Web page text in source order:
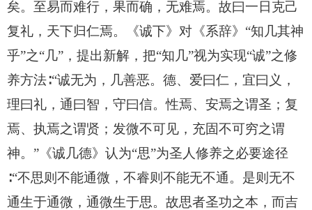
矣。至易而难行，果而确，无难焉。故曰一日克己
复礼，天下归仁焉。《诚下》对《系辞》“知几其神
乎”之“几”，提出新解，把“知几”视为实现“诚”之修
养方法∶“诚无为，几善恶。德、爱曰仁，宜曰义，
理曰礼，通曰智，守曰信。性焉、安焉之谓圣；复
焉、执焉之谓贤；发微不可见，充固不可穷之谓
神。”《诚几德》认为“思”为圣人修养之必要途径
∶“不思则不能通微，不睿则不能无不通。是则无不
通生于通微，通微生于思。故思者圣功之本，而吉